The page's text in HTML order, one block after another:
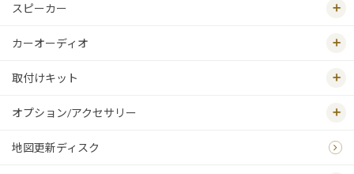
スピーカー
カーオーディオ
取付けキット
オプション/アクセサリー
地図更新ディスク